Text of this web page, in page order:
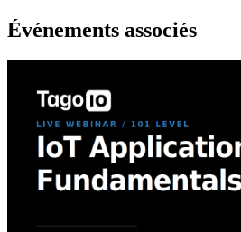
Événements associés